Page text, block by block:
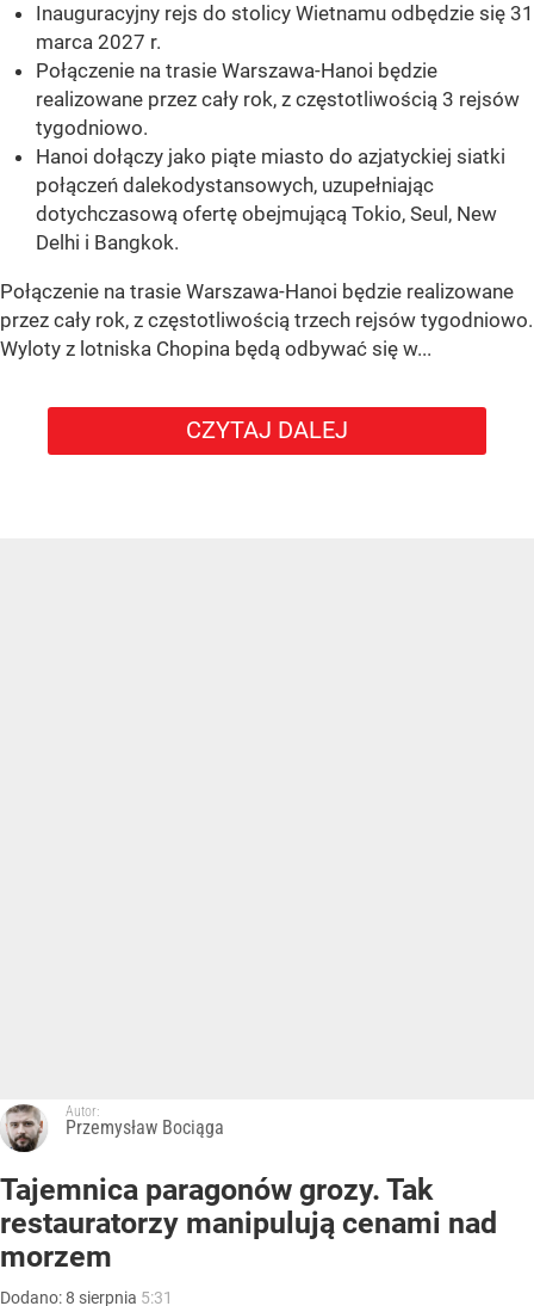
Inauguracyjny rejs do stolicy Wietnamu odbędzie się 31
marca 2027 r.
Połączenie na trasie Warszawa-Hanoi będzie
realizowane przez cały rok, z częstotliwością 3 rejsów
tygodniowo.
Hanoi dołączy jako piąte miasto do azjatyckiej siatki
połączeń dalekodystansowych, uzupełniając
dotychczasową ofertę obejmującą Tokio, Seul, New
Delhi i Bangkok.
Połączenie na trasie Warszawa-Hanoi będzie realizowane
przez cały rok, z częstotliwością trzech rejsów tygodniowo.
Wyloty z lotniska Chopina będą odbywać się w...
CZYTAJ DALEJ
Autor:
Przemysław Bociąga
Tajemnica paragonów grozy. Tak
restauratorzy manipulują cenami nad
morzem
Dodano:8 sierpnia 5:31